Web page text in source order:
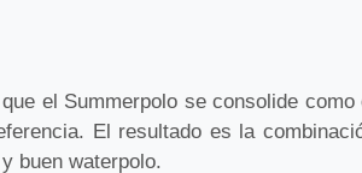
el Summerpolo se consolide como
El resultado es la
buen waterpolo.